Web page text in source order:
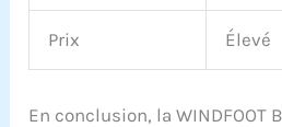
Prix Élevé
En conclusion, la WINDFOOT